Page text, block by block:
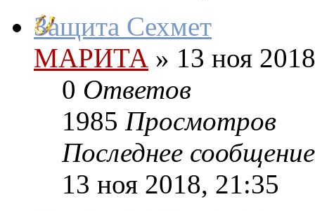
Защита Сехмет
МАРИТА » 13 ноя
0 Ответов
1985 Просмотров
Последнее сообщение
13 ноя 2018, 21:35